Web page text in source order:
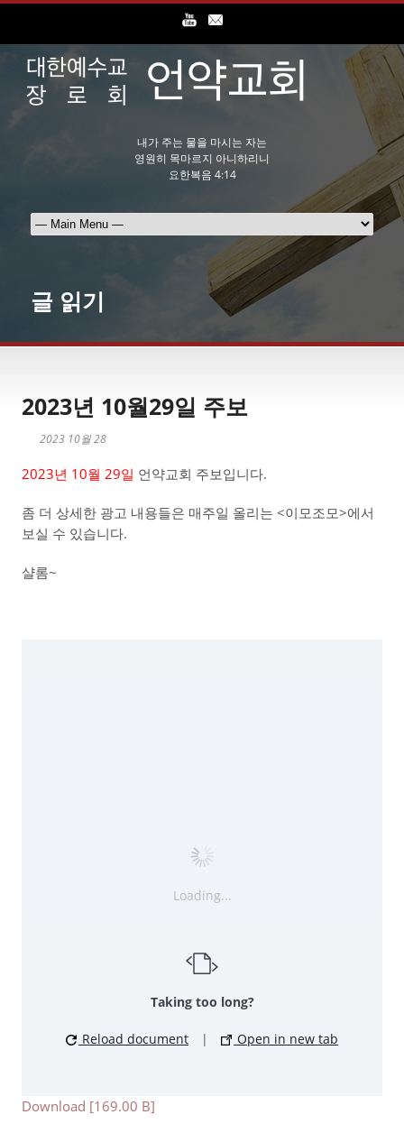
내가 주는 물을 마시는 자는
영원히 목마르지 아니하리니
요한복음 4:14
글 읽기
2023년 10월29일 주보
2023 10월 28
2023년 10월 29일 언약교회 주보입니다.
좀 더 상세한 광고 내용들은 매주일 올리는 <이모조모>에서
보실 수 있습니다.
샬롬~
Loading...
Taking too long?
Reload document | Open in new tab
Download [169.00 B]